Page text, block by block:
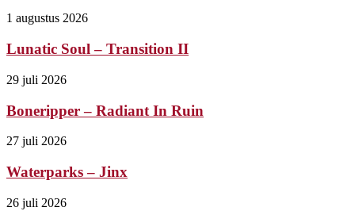
1 augustus 2026
Lunatic Soul – Transition II
29 juli 2026
Boneripper – Radiant In Ruin
27 juli 2026
Waterparks – Jinx
26 juli 2026